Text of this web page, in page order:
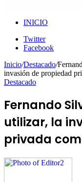
INICIO
Twitter
Facebook
Inicio/Destacado/
invasión de propiedad
Destacado
Fernando
utilizar, la
privada